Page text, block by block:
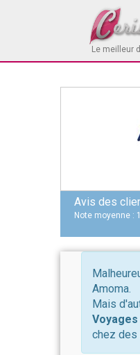
Le meilleur
Avis des
Note moyenne : 1
Amoma.
Mais
chez des